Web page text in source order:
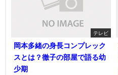
テレビ
岡本多緒の身長コンプレック
スとは？徹子の部屋で語る幼
少期